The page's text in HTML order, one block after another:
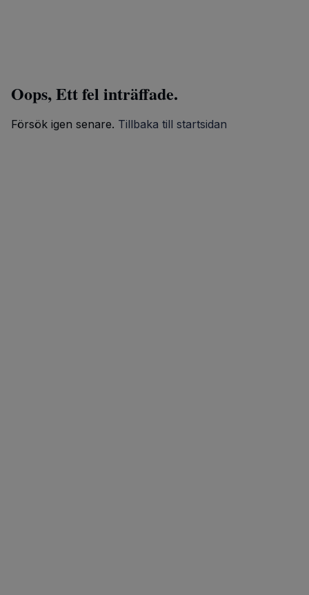
Oops, Ett fel inträffade.
Försök igen senare. Tillbaka till startsidan